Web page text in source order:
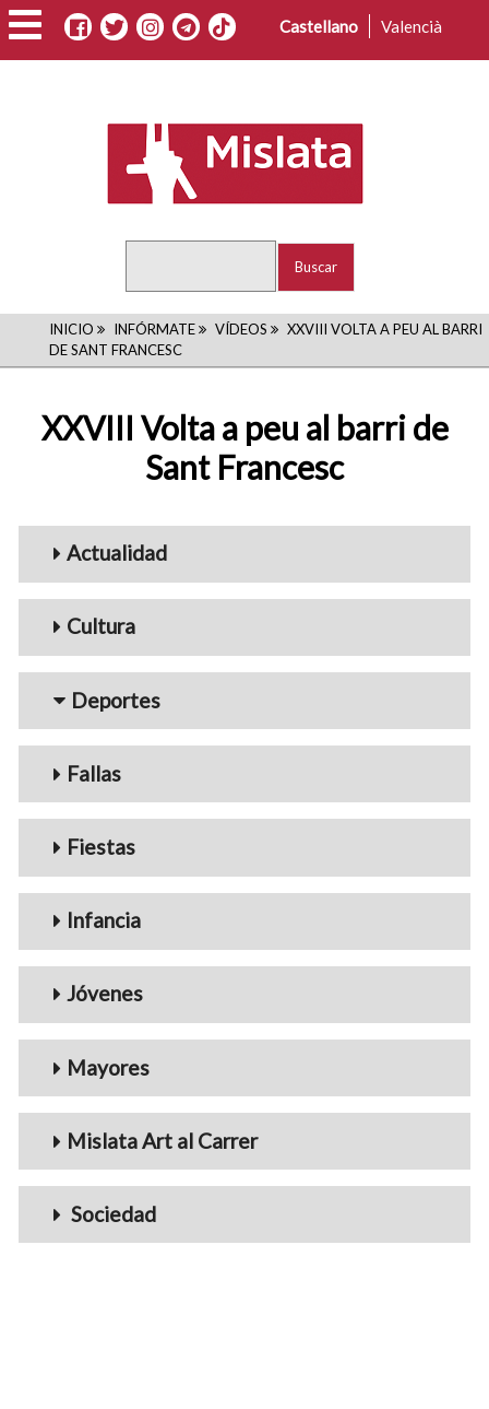
Pasar
al
contenido
Castellano Valencià
RUTA
DE
NAVEGACIÓN
INICIO INFÓRMATE VÍDEOS
XXVIII VOLTA A PEU AL BARRI
DE SANT FRANCESC
XXVIII Volta a peu al barri de
Sant Francesc
Menu_Videos
Actualidad
Cultura
Deportes
Fallas
Fiestas
Infancia
Jóvenes
Mayores
Mislata Art al Carrer
Sociedad